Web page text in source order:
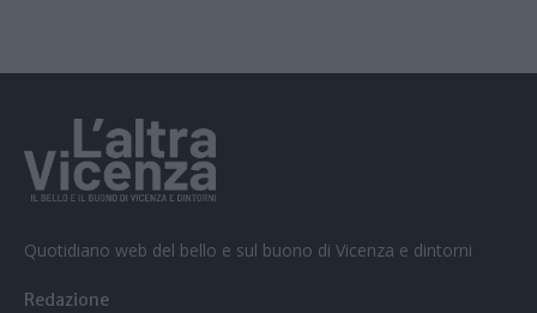
Quotidiano web del bello e sul buono di Vicenza e dintorni
Redazione